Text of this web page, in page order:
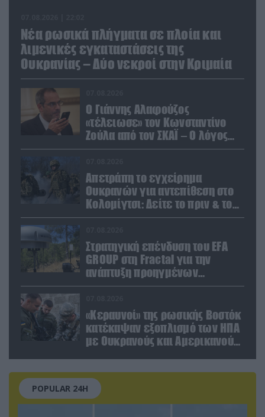
Νέα ρωσικά πλήγματα σε πλοία και
λιμενικές εγκαταστάσεις της
Ουκρανίας – Δύο νεκροί στην Κριμαία
Ο Γιάννης Αλαφούζος
«τέλειωσε» τον Κωνσταντίνο
Ζούλα από τον ΣΚΑΪ – Ο λόγος
της απομάκρυνσής του
Απετράπη το εγχείρημα
Ουκρανών για αντεπίθεση στο
Κολομίγτσι: Δείτε το πριν & το
μετά της προσπάθειάς τους
Στρατηγική επένδυση του EFA
GROUP στη Fractal για την
ανάπτυξη προηγμένων
αμυντικών τεχνολογιών σε
«Κεραυνοί» της ρωσικής Βοστόκ
κατέκαψαν εξοπλισμό των ΗΠΑ
με Ουκρανούς και Αμερικανούς
POPULAR 24H